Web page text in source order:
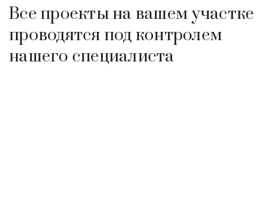
Все проекты на вашем участке
проводятся под контролем
нашего специалиста